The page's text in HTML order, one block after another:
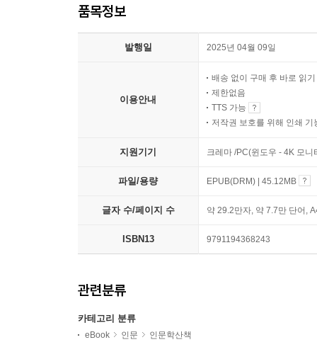
품목정보
발행일 2025년 04월 09일
이용안내
배송 없이 구매 후 바로 읽기
제한없음
TTS 가능
저작권 보호를 위해 인쇄 기
지원기기 크레마 /PC(윈도우 - 4K 모
파일/용량 EPUB(DRM) | 45.12MB
글자 수/페이지 수 약 29.2만자, 약 7.7만 단어,
ISBN13 9791194368243
관련분류
카테고리 분류
eBook 인문 인문학산책